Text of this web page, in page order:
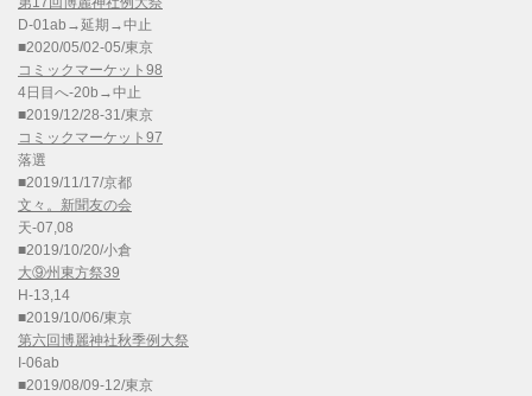
D-01ab→延期→中止
■2020/05/02-05/東京
コミックマーケット98
4日目へ-20b→中止
■2019/12/28-31/東京
コミックマーケット97
落選
■2019/11/17/京都
文々。新聞友の会
天-07,08
■2019/10/20/小倉
大⑨州東方祭39
H-13,14
■2019/10/06/東京
第六回博麗神社秋季例大祭
I-06ab
■2019/08/09-12/東京